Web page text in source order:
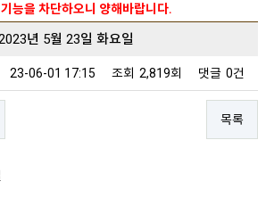
능을 차단하오니 양해바랍니다.
년 5월 23일 화요일
23-06-01 17:15 조회 2,819회 댓글 0건
목록